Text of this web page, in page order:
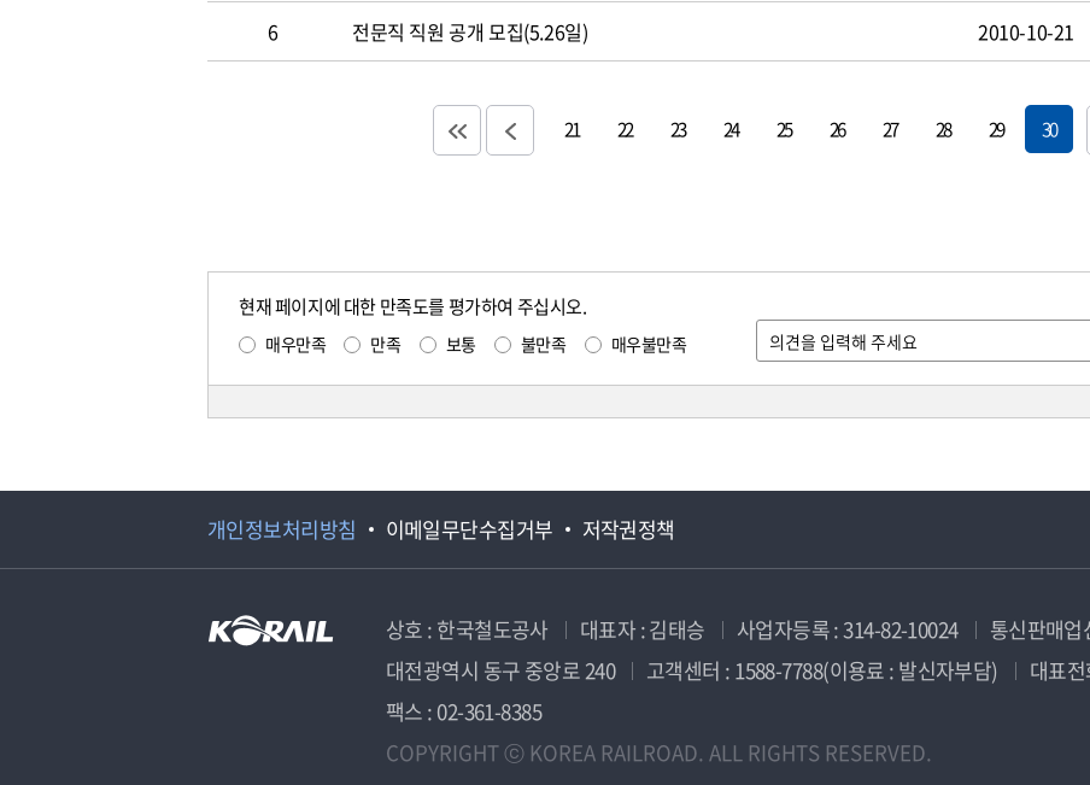
6 전문직 직원 공개 모집(5.26일) 2010-10-21
21 22 23 24 25 26 27 28 29 30
현재 페이지에 대한 만족도를 평가하여 주십시오.
매우만족 만족 보통 불만족 매우불만족
개인정보처리방침 이메일무단수집거부 저작권정책
상호 : 한국철도공사 대표자 : 김태승 사업자등록 : 314-82-10024
통신판매업
대전광역시 동구 중앙로 240
고객센터 : 1588-7788(이용료 : 발신자부담)
대표
팩스 : 02-361-8385
COPYRIGHT ⓒ KOREA RAILROAD. ALL RIGHTS RESERVED.